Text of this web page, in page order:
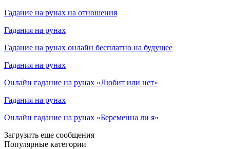
Гадание на рунах на отношения
Гадания на рунах
Гадание на рунах онлайн бесплатно на будущее
Гадания на рунах
Онлайн гадание на рунах «Любит или нет»
Гадания на рунах
Онлайн гадание на рунах «Беременна ли я»
Загрузить еще сообщения
Популярные категории